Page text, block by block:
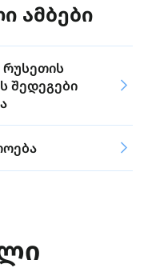
ამბები
შედეგები